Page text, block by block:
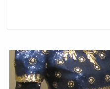
Voyages
De
Noces
Mcdermid